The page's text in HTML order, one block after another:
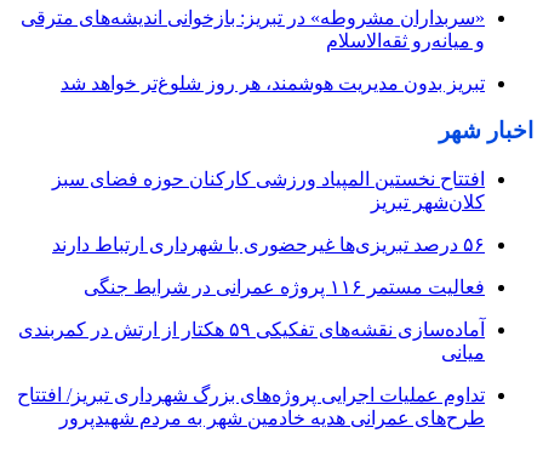
«سربداران مشروطه» در تبریز: بازخوانی اندیشه‌های مترقی
و میانه‌رو ثقه‌الاسلام
تبریز بدون مدیریت هوشمند، هر روز شلوغ‌تر خواهد شد
اخبار شهر
افتتاح نخستین المپیاد ورزشی کارکنان حوزه فضای سبز
کلان‌شهر تبریز
۵۶ درصد تبریزی‌ها غیرحضوری با شهرداری ارتباط دارند
فعالیت مستمر ۱۱۶ پروژه عمرانی در شرایط جنگی
آماده‌سازی نقشه‌های تفکیکی ۵۹ هکتار از ارتش در کمربندی
میانی
تداوم عملیات اجرایی پروژه‌های بزرگ شهرداری تبریز/ افتتاح
طرح‌های عمرانی هدیه خادمین شهر به مردم شهیدپرور